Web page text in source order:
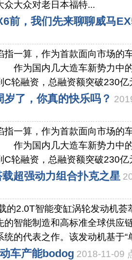
众大众对老日本福特...
前，我们先来聊聊威马
指一算，作为首款面向市场
为国内几大造车新势力中
C轮融资，总融资额突破230亿
了，你真的快乐吗？
指一算，作为首款面向市场
为国内几大造车新势力中
C轮融资，总融资额突破230亿
超强动力组合扑克之星
的2.0T智能变缸涡轮发动机荟
的智能制造和高标准全球供应
统的代表之作。该发动机基于“
车产能bodog 2018-11-09